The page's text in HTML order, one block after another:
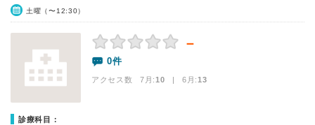
土曜（〜12:30）
－
0件
アクセス数 7月:10 | 6月:13
診療科目：